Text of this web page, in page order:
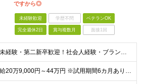
ですから◎
未経験歓迎 学歴不問 ベテランOK
完全週休2日 賞与複数月 面接1回
＼未経験・第二新卒歓迎！社会人経験・ブランクなども不問／ ◇ 高卒以上 ・将来性がありそうだと思ったから ・正社員としてしっかり稼ぎたい ・手に職つけたくて など志望理由は何でもOK！ 仕事は1から
月給20万9,000円～44万円 ※試用期間6カ月あり（期間中の待遇に変更なし） ※経験・能力・前給を考慮の上、決定いたします ※時間外手当100％支給 ※派遣就業先が変更となる場合には、就業規則、